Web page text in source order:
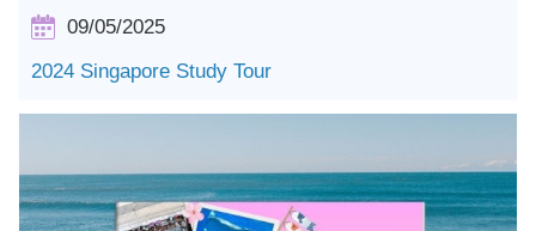
09/05/2025
2024 Singapore Study Tour